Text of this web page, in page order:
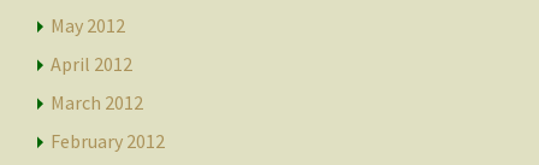
May 2012
April 2012
March 2012
February 2012